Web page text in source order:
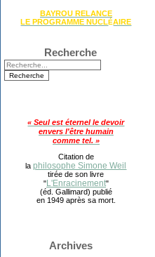
BAYROU RELANCE
LE PROGRAMME NUCLÉAIRE
Recherche
« Seul est éternel le devoir
envers l'être humain
comme tel. »
Citation de
laphilosophe Simone Weil
tirée de son livre
"L'Enracinement"
(éd. Gallimard) publié
en 1949 après sa mort.
Archives